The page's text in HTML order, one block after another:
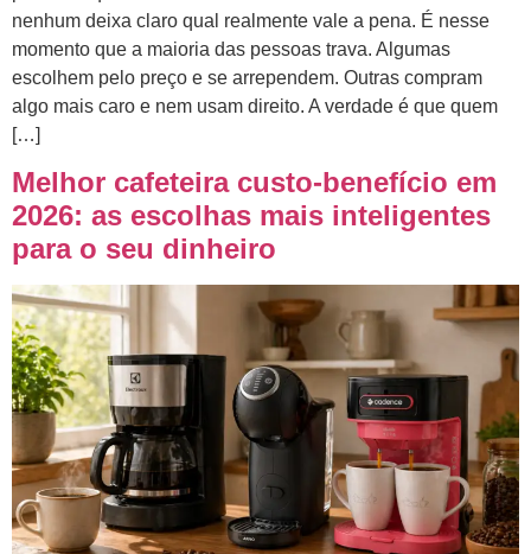
nenhum deixa claro qual realmente vale a pena. É nesse
momento que a maioria das pessoas trava. Algumas
escolhem pelo preço e se arrependem. Outras compram
algo mais caro e nem usam direito. A verdade é que quem
[…]
Melhor cafeteira custo-benefício em
2026: as escolhas mais inteligentes
para o seu dinheiro